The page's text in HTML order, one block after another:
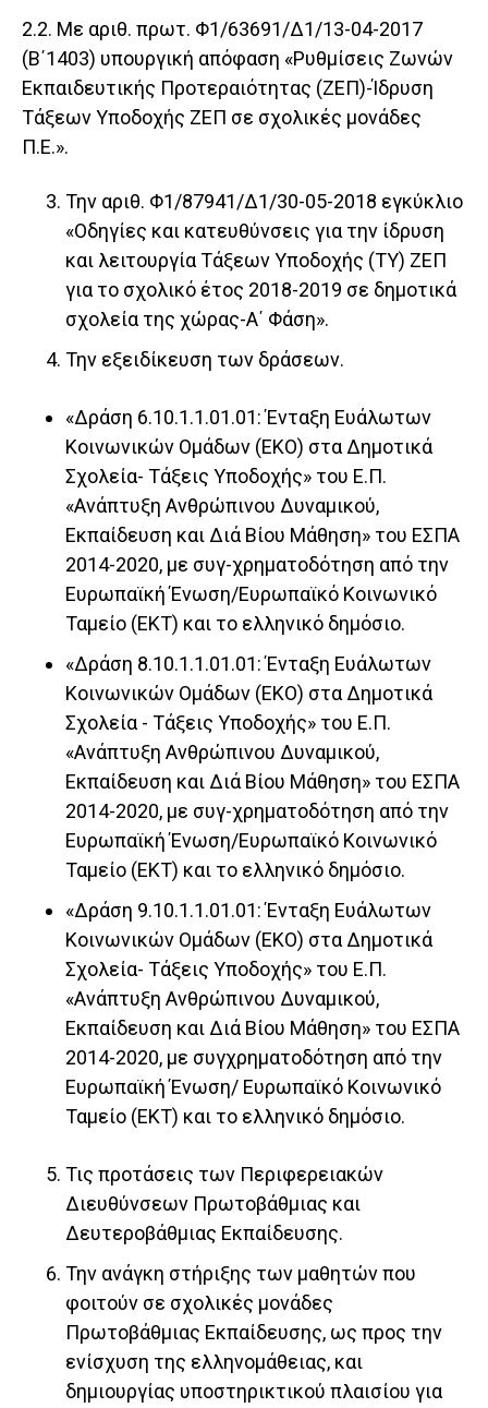
2.2. Με αριθ. πρωτ. Φ1/63691/Δ1/13-04-2017
(Β΄1403) υπουργική απόφαση «Ρυθμίσεις Ζωνών
Εκπαιδευτικής Προτεραιότητας (ΖΕΠ)-Ίδρυση
Τάξεων Υποδοχής ΖΕΠ σε σχολικές μονάδες
Π.Ε.».
Την αριθ. Φ1/87941/Δ1/30-05-2018 εγκύκλιο
«Οδηγίες και κατευθύνσεις για την ίδρυση
και λειτουργία Τάξεων Υποδοχής (ΤΥ) ΖΕΠ
για το σχολικό έτος 2018-2019 σε δημοτικά
σχολεία της χώρας-Α΄ Φάση».
Την εξειδίκευση των δράσεων.
«Δράση 6.10.1.1.01.01: Ένταξη Ευάλωτων
Κοινωνικών Ομάδων (ΕΚΟ) στα Δημοτικά
Σχολεία- Τάξεις Υποδοχής» του Ε.Π.
«Ανάπτυξη Ανθρώπινου Δυναμικού,
Εκπαίδευση και Διά Βίου Μάθηση» του ΕΣΠΑ
2014-2020, με συγ-χρηματοδότηση από την
Ευρωπαϊκή Ένωση/Ευρωπαϊκό Κοινωνικό
Ταμείο (ΕΚΤ) και το ελληνικό δημόσιο.
«Δράση 8.10.1.1.01.01: Ένταξη Ευάλωτων
Κοινωνικών Ομάδων (ΕΚΟ) στα Δημοτικά
Σχολεία - Τάξεις Υποδοχής» του Ε.Π.
«Ανάπτυξη Ανθρώπινου Δυναμικού,
Εκπαίδευση και Διά Βίου Μάθηση» του ΕΣΠΑ
2014-2020, με συγ-χρηματοδότηση από την
Ευρωπαϊκή Ένωση/Ευρωπαϊκό Κοινωνικό
Ταμείο (ΕΚΤ) και το ελληνικό δημόσιο.
«Δράση 9.10.1.1.01.01: Ένταξη Ευάλωτων
Κοινωνικών Ομάδων (ΕΚΟ) στα Δημοτικά
Σχολεία- Τάξεις Υποδοχής» του Ε.Π.
«Ανάπτυξη Ανθρώπινου Δυναμικού,
Εκπαίδευση και Διά Βίου Μάθηση» του ΕΣΠΑ
2014-2020, με συγχρηματοδότηση από την
Ευρωπαϊκή Ένωση/ Ευρωπαϊκό Κοινωνικό
Ταμείο (ΕΚΤ) και το ελληνικό δημόσιο.
Τις προτάσεις των Περιφερειακών
Διευθύνσεων Πρωτοβάθμιας και
Δευτεροβάθμιας Εκπαίδευσης.
Την ανάγκη στήριξης των μαθητών που
φοιτούν σε σχολικές μονάδες
Πρωτοβάθμιας Εκπαίδευσης, ως προς την
ενίσχυση της ελληνομάθειας, και
δημιουργίας υποστηρικτικού πλαισίου για